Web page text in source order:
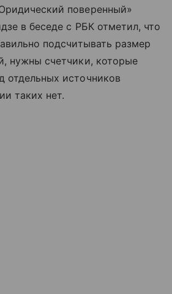
поверенный»
в беседе с РБК отметил, что
подсчитывать размер
нужны счетчики, которые
отдельных источников
таких нет.